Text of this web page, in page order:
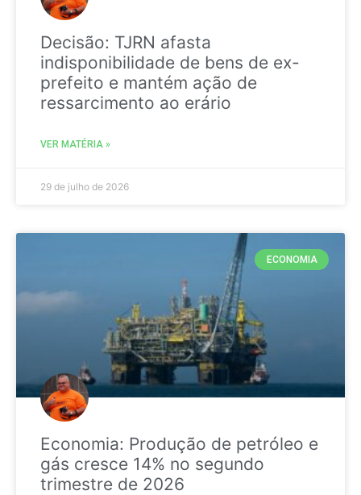
Decisão: TJRN afasta
indisponibilidade de bens de ex-
prefeito e mantém ação de
ressarcimento ao erário
VER MATÉRIA »
29 de julho de 2026
ECONOMIA
Economia: Produção de petróleo e
gás cresce 14% no segundo
trimestre de 2026